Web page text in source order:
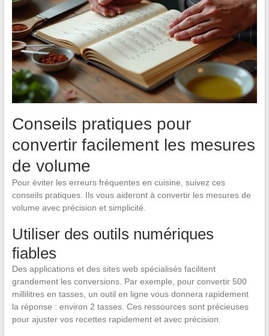
Conseils pratiques pour
convertir facilement les mesures
de volume
Pour éviter les erreurs fréquentes en cuisine, suivez ces
conseils pratiques. Ils vous aideront à convertir les mesures de
volume avec précision et simplicité.
Utiliser des outils numériques
fiables
Des applications et des sites web spécialisés facilitent
grandement les conversions. Par exemple, pour convertir 500
millilitres en tasses, un outil en ligne vous donnera rapidement
la réponse : environ 2 tasses. Ces ressources sont précieuses
pour ajuster vos recettes rapidement et avec précision.